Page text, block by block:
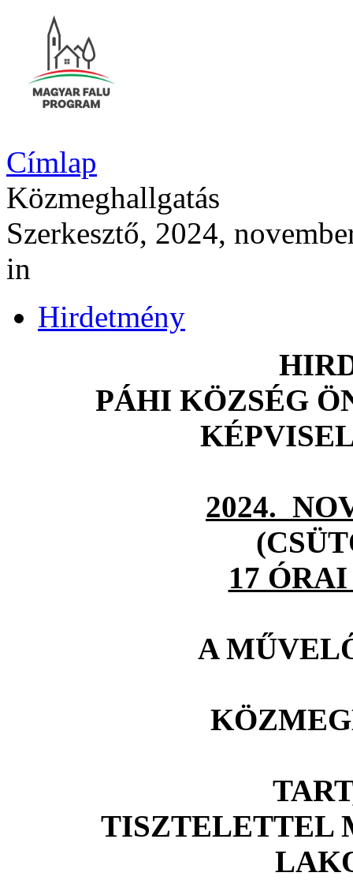
Címlap
Közmeghallgatás
Szerkesztő, 2024,
in
Hirdetmény
PÁHI KÖZSÉG
2024.
17
A
TISZTELETTEL